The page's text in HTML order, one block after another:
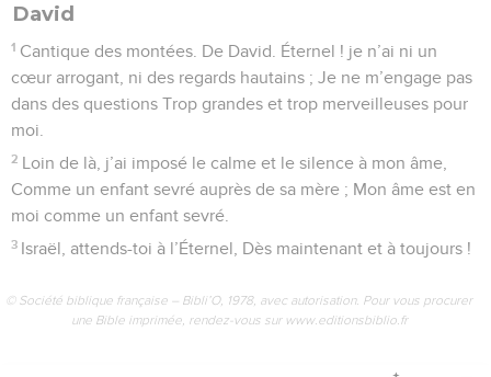
David
1 Cantique des montées. De David. Éternel ! je n’ai ni un
cœur arrogant, ni des regards hautains ; Je ne m’engage pas
dans des questions Trop grandes et trop merveilleuses pour
moi.
2 Loin de là, j’ai imposé le calme et le silence à mon âme,
Comme un enfant sevré auprès de sa mère ; Mon âme est en
moi comme un enfant sevré.
3 Israël, attends-toi à l’Éternel, Dès maintenant et à toujours !
© Société biblique française – Bibli’O, 1978, avec autorisation. Pour vous procurer
une Bible imprimée, rendez-vous sur www.editionsbiblio.fr